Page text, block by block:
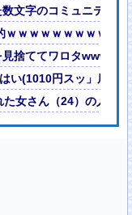
ヴリッチが2ゴールの
文字のコミュニティノ
ｗｗｗｗｗｗｗｗｗｗ
捨ててワロタ
い(1010円スッ」店員
女さん（24）の人生が